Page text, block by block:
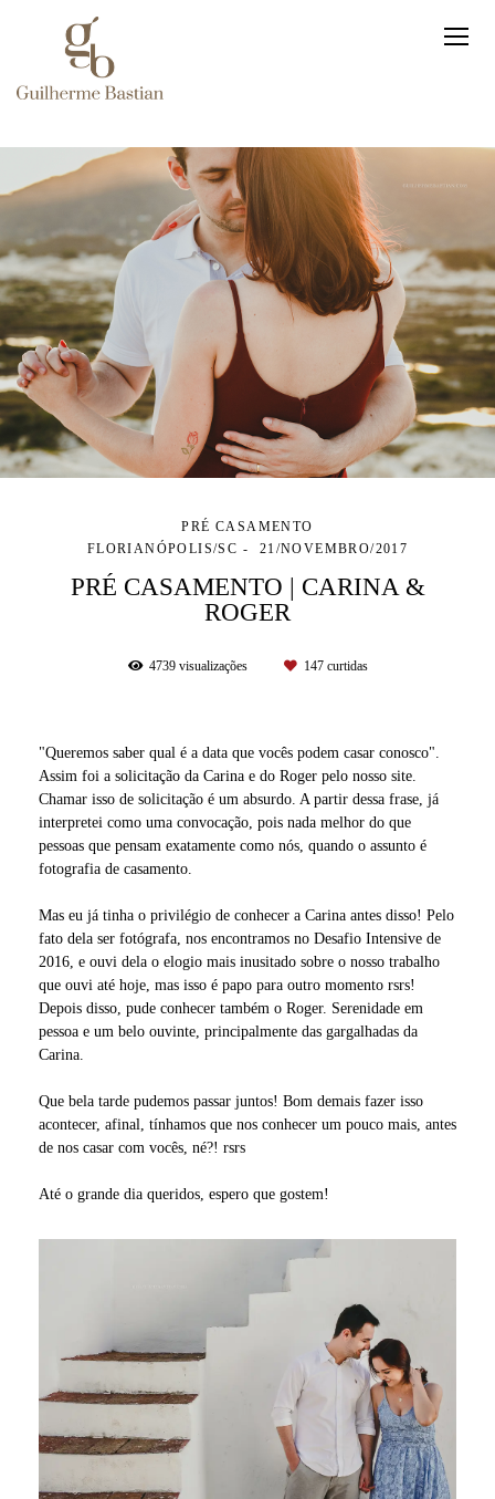
PRÉ CASAMENTO
FLORIANÓPOLIS/SC
21/NOVEMBRO/2017
PRÉ CASAMENTO | CARINA &
ROGER
4739visualizações 147curtidas
"Queremos saber qual é a data que vocês podem casar conosco".
Assim foi a solicitação da Carina e do Roger pelo nosso site.
Chamar isso de solicitação é um absurdo. A partir dessa frase, já
interpretei como uma convocação, pois nada melhor do que
pessoas que pensam exatamente como nós, quando o assunto é
fotografia de casamento.
Mas eu já tinha o privilégio de conhecer a Carina antes disso! Pelo
fato dela ser fotógrafa, nos encontramos no Desafio Intensive de
2016, e ouvi dela o elogio mais inusitado sobre o nosso trabalho
que ouvi até hoje, mas isso é papo para outro momento rsrs!
Depois disso, pude conhecer também o Roger. Serenidade em
pessoa e um belo ouvinte, principalmente das gargalhadas da
Carina.
Que bela tarde pudemos passar juntos! Bom demais fazer isso
acontecer, afinal, tínhamos que nos conhecer um pouco mais, antes
de nos casar com vocês, né?! rsrs
Até o grande dia queridos, espero que gostem!